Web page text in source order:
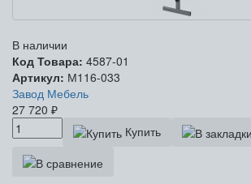
В наличии
Код Товара: 4587-01
Артикул: М116-033
Завод Мебель
27 720 ₽
Купить